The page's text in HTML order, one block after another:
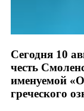
Сегодня 10
честь
именуемой
греческого